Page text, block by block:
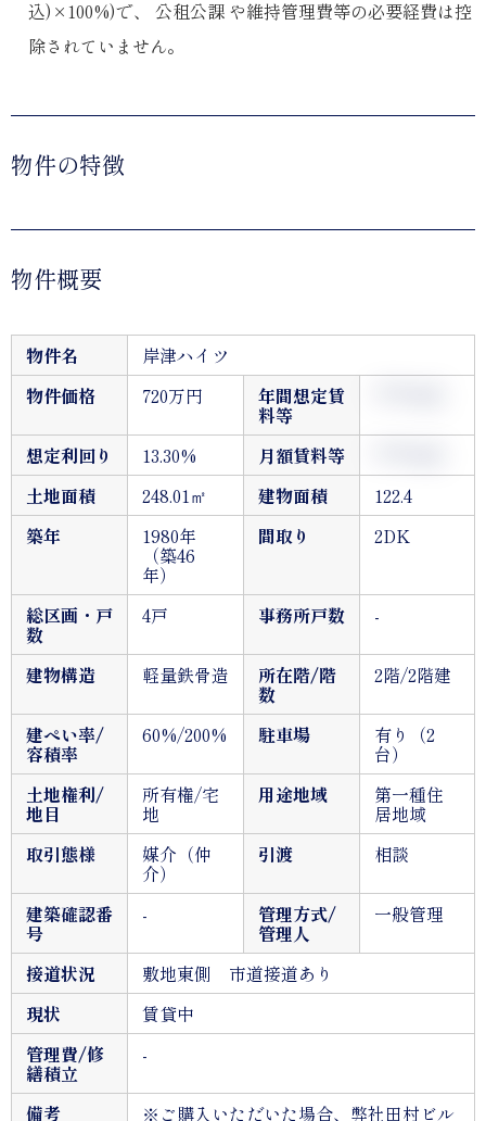
込)×100%)で、 公租公課 や維持管理費等の必要経費は控
除されていません。
物件の特徴
物件概要
物件名
岸津ハイツ
物件価格
720万円 年間想定賃
料等
想定利回り 13.30% 月額賃料等
土地面積
248.01㎡ 建物面積
122.4
築年
1980年
（築46
年）
間取り 2DK
総区画・戸
数
4戸 事務所戸数 -
建物構造 軽量鉄骨造 所在階/階
数
2階/2階建
建ぺい率/
容積率
60%/200% 駐車場 有り（2
台）
土地権利/
地目
所有権/宅
地
用途地域 第一種住
居地域
取引態様
媒介（仲
介）
引渡 相談
建築確認番
号
- 管理方式/
管理人
一般管理
接道状況
敷地東側 市道接道あり
現状
賃貸中
管理費/修
繕積立
-
備考 ※ご購入いただいた場合、弊社田村ビル